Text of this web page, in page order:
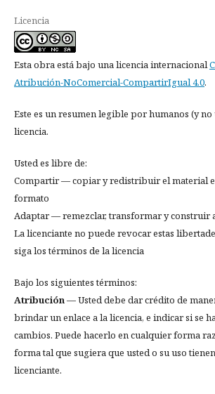
Licencia
Esta obra está bajo una licencia internacional
Atribución-NoComercial-CompartirIgual 4.0.
Este es un resumen legible por humanos (y
licencia.
Usted es libre de:
Compartir — copiar y redistribuir el material
formato
Adaptar — remezclar, transformar y construir
La licenciante no puede revocar estas
siga los términos de la licencia
Bajo los siguientes términos:
Atribución — Usted debe dar crédito de
brindar un enlace a la licencia, e indicar si se
cambios. Puede hacerlo en cualquier forma
forma tal que sugiera que usted o su uso
licenciante.